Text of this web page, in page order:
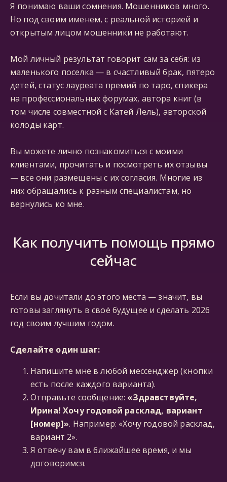
Я понимаю ваши сомнения. Мошенников много.
Но под своим именем, с реальной историей и
открытым лицом мошенники не работают.
Мой личный результат говорит сам за себя: из
маленького поселка — в счастливый брак, пятеро
детей, статус лауреата премий по таро, спикера
на профессиональных форумах, автора книг (в
том числе совместной с Катей Лель), авторской
колоды карт.
Вы можете лично познакомиться с моими
клиентами, прочитать и посмотреть их отзывы
— все они размещены с их согласия. Многие из
них обращались к разным специалистам, но
вернулись ко мне.
Как получить помощь прямо
сейчас
Если вы дочитали до этого места — значит, вы
готовы заглянуть в своё будущее и сделать 2026
год своим лучшим годом.
Сделайте один шаг:
Напишите мне в любой мессенджер (кнопки
есть после каждого варианта).
Отправьте сообщение: «Здравствуйте,
Ирина! Хочу годовой расклад, вариант
[номер]». Например: «Хочу годовой расклад,
вариант 2».
Я отвечу вам в ближайшее время, и мы
договоримся.